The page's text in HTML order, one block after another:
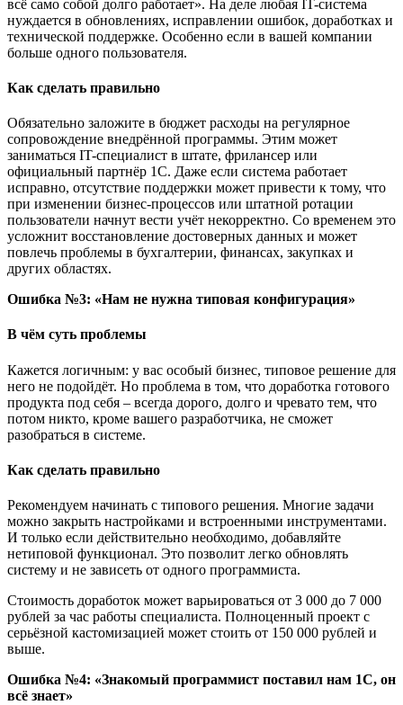
всё само собой долго работает». На деле любая IT-система
нуждается в обновлениях, исправлении ошибок, доработках и
технической поддержке. Особенно если в вашей компании
больше одного пользователя.
Как сделать правильно
Обязательно заложите в бюджет расходы на регулярное
сопровождение внедрённой программы. Этим может
заниматься IT-специалист в штате, фрилансер или
официальный партнёр 1С. Даже если система работает
исправно, отсутствие поддержки может привести к тому, что
при изменении бизнес-процессов или штатной ротации
пользователи начнут вести учёт некорректно. Со временем это
усложнит восстановление достоверных данных и может
повлечь проблемы в бухгалтерии, финансах, закупках и
других областях.
Ошибка №3: «Нам не нужна типовая конфигурация»
В чём суть проблемы
Кажется логичным: у вас особый бизнес, типовое решение для
него не подойдёт. Но проблема в том, что доработка готового
продукта под себя – всегда дорого, долго и чревато тем, что
потом никто, кроме вашего разработчика, не сможет
разобраться в системе.
Как сделать правильно
Рекомендуем начинать с типового решения. Многие задачи
можно закрыть настройками и встроенными инструментами.
И только если действительно необходимо, добавляйте
нетиповой функционал. Это позволит легко обновлять
систему и не зависеть от одного программиста.
Стоимость доработок может варьироваться от 3 000 до 7 000
рублей за час работы специалиста. Полноценный проект с
серьёзной кастомизацией может стоить от 150 000 рублей и
выше.
Ошибка №4: «Знакомый программист поставил нам 1С, он
всё знает»